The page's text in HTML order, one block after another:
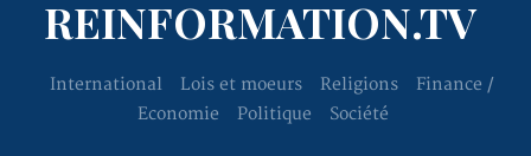
REINFORMATION.TV
International Lois et moeurs Religions
Finance /
Economie
Politique Société